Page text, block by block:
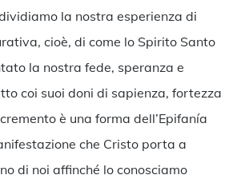
la nostra esperienza di
cioè, di come lo Spirito Santo
la nostra fede, speranza e
coi suoi doni di sapienza, fortezza
è una forma dell’Epifanía
che Cristo porta a
di noi affinché lo conosciamo